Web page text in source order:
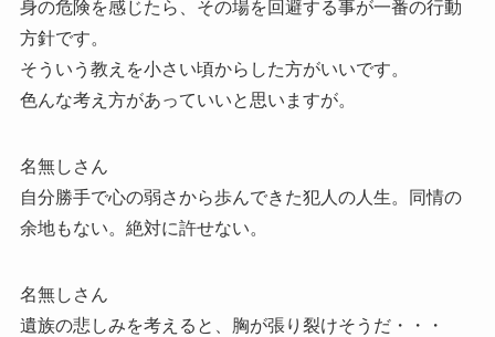
身の危険を感じたら、その場を回避する事が一番の行動
方針です。
そういう教えを小さい頃からした方がいいです。
色んな考え方があっていいと思いますが。
名無しさん
自分勝手で心の弱さから歩んできた犯人の人生。同情の
余地もない。絶対に許せない。
名無しさん
遺族の悲しみを考えると、胸が張り裂けそうだ・・・